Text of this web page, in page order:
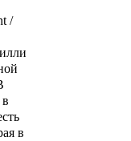
/
в